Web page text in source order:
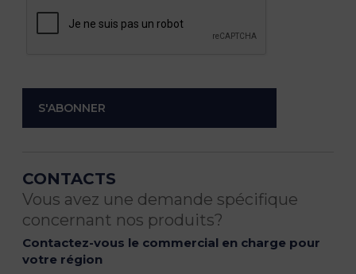
CONTACTS
Vous avez une demande spécifique
concernant nos produits?
Contactez-vous le commercial en charge pour
votre région